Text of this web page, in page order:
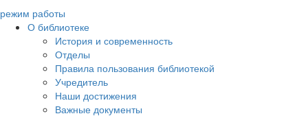
режим работы
О библиотеке
История и современность
Отделы
Правила пользования библиотекой
Учредитель
Наши достижения
Важные документы